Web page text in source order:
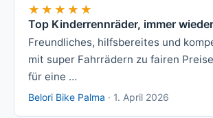
★★★★★
★★★★★
Top Kinderrennräder, immer
Freundliches, hilfsbereites und
mit super Fahrrädern zu fairen
für eine …
Belori Bike Palma · 1. April 2026